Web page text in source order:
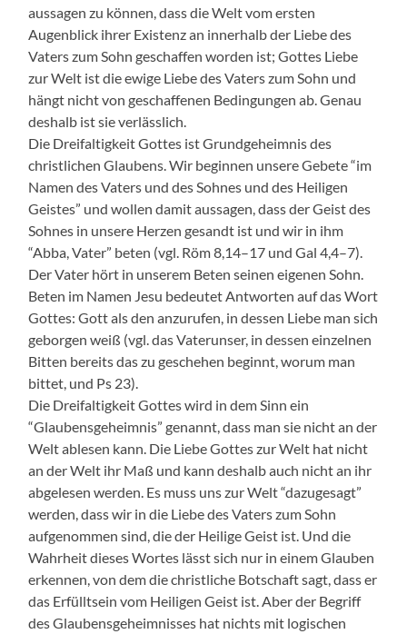
aussagen zu können, dass die Welt vom ersten
Augenblick ihrer Existenz an innerhalb der Liebe des
Vaters zum Sohn geschaffen worden ist; Gottes Liebe
zur Welt ist die ewige Liebe des Vaters zum Sohn und
hängt nicht von geschaffenen Bedingungen ab. Genau
deshalb ist sie verlässlich.
Die Dreifaltigkeit Gottes ist Grundgeheimnis des
christlichen Glaubens. Wir beginnen unsere Gebete “im
Namen des Vaters und des Sohnes und des Heiligen
Geistes” und wollen damit aussagen, dass der Geist des
Sohnes in unsere Herzen gesandt ist und wir in ihm
“Abba, Vater” beten (vgl. Röm 8,14–17 und Gal 4,4–7).
Der Vater hört in unserem Beten seinen eigenen Sohn.
Beten im Namen Jesu bedeutet Antworten auf das Wort
Gottes: Gott als den anzurufen, in dessen Liebe man sich
geborgen weiß (vgl. das Vaterunser, in dessen einzelnen
Bitten bereits das zu geschehen beginnt, worum man
bittet, und Ps 23).
Die Dreifaltigkeit Gottes wird in dem Sinn ein
“Glaubensgeheimnis” genannt, dass man sie nicht an der
Welt ablesen kann. Die Liebe Gottes zur Welt hat nicht
an der Welt ihr Maß und kann deshalb auch nicht an ihr
abgelesen werden. Es muss uns zur Welt “dazugesagt”
werden, dass wir in die Liebe des Vaters zum Sohn
aufgenommen sind, die der Heilige Geist ist. Und die
Wahrheit dieses Wortes lässt sich nur in einem Glauben
erkennen, von dem die christliche Botschaft sagt, dass er
das Erfülltsein vom Heiligen Geist ist. Aber der Begriff
des Glaubensgeheimnisses hat nichts mit logischen